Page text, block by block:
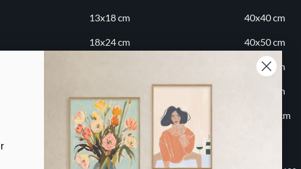
13x18 cm
18x24 cm
30x30 cm
40x40 cm
40x50 cm
50x70 cm
60x80 cm
70x100 cm